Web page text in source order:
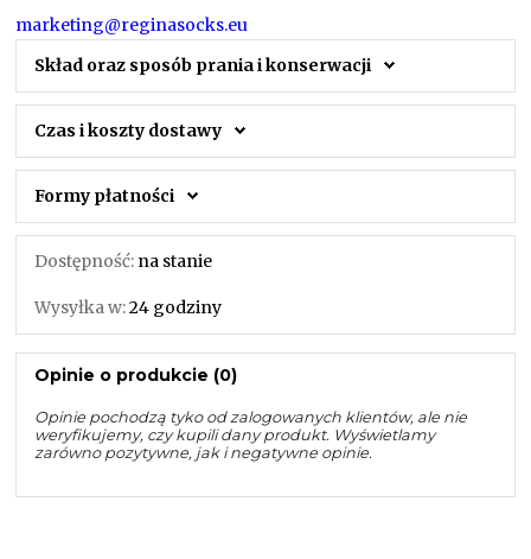
marketing@reginasocks.eu
Skład oraz sposób prania i konserwacji
Czas i koszty dostawy
Formy płatności
Dostępność: na stanie
Wysyłka w:24 godziny
Opinie o produkcie (0)
Opinie pochodzą tyko od zalogowanych klientów, ale nie
weryfikujemy, czy kupili dany produkt. Wyświetlamy
zarówno pozytywne, jak i negatywne opinie.